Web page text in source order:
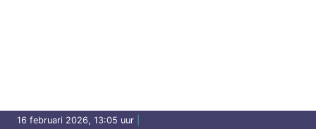
16 februari 2026, 13:05 uur